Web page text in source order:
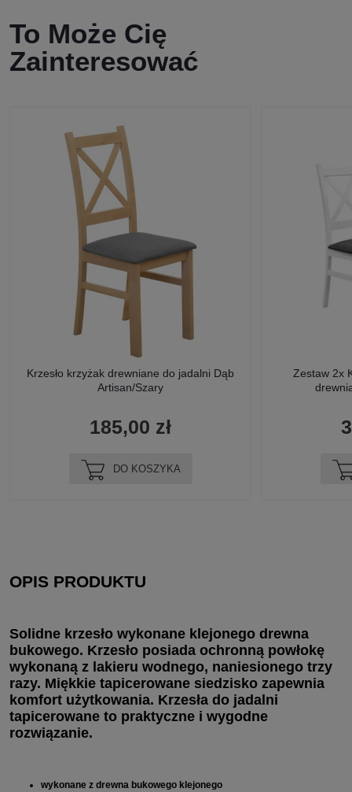
To Może Cię
Zainteresować
Krzesło krzyżak drewniane do jadalni Dąb
Artisan/Szary
185,00 zł
DO KOSZYKA
Zestaw 2x
OPIS PRODUKTU
Solidne krzesło wykonane klejonego drewna
bukowego. Krzesło posiada ochronną powłokę
wykonaną z lakieru wodnego, naniesionego trzy
razy. Miękkie tapicerowane siedzisko zapewnia
komfort użytkowania. Krzesła do jadalni
tapicerowane to praktyczne i wygodne
rozwiązanie.
wykonane z drewna bukowego klejonego